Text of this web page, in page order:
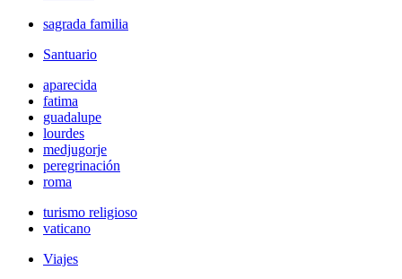
sagrada familia
Santuario
aparecida
fatima
guadalupe
lourdes
medjugorje
peregrinación
roma
turismo religioso
vaticano
Viajes